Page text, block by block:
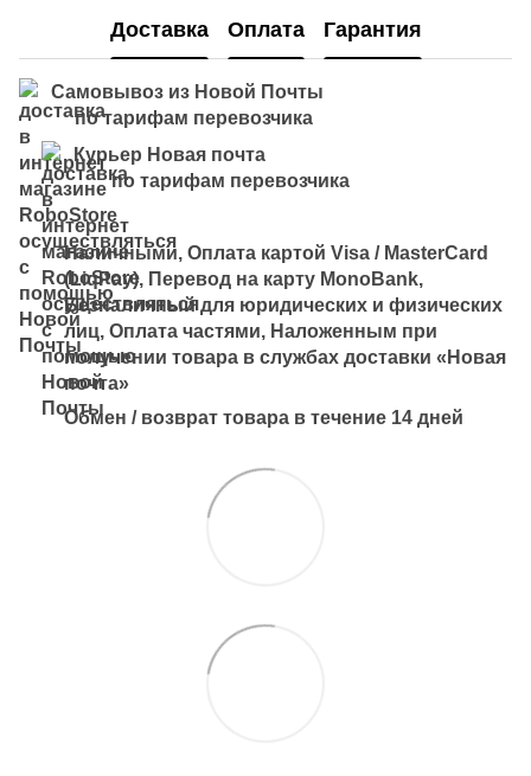
Доставка Оплата Гарантия
Самовывоз из Новой Почты
по тарифам перевозчика
Курьер Новая почта
по тарифам перевозчика
Наличными, Оплата картой Visa / MasterCard
(LiqPay), Перевод на карту MonoBank,
Безналичный для юридических и физических
лиц, Оплата частями, Наложенным при
получении товара в службах доставки «Новая
почта»
Обмен / возврат товара в течение 14 дней